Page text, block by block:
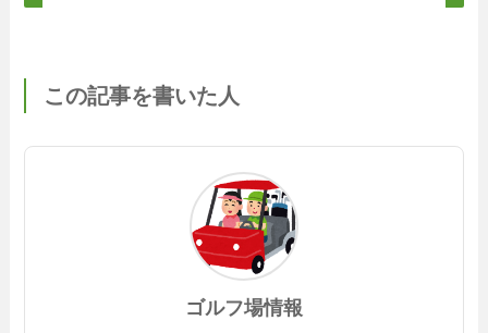
この記事を書いた人
ゴルフ場情報